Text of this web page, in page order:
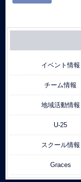
イベント情報
チーム情報
地域活動情報
U-25
スクール情報
Graces